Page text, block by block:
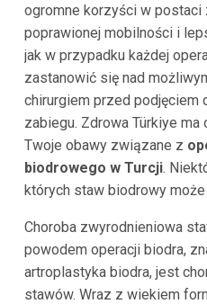
ogromne korzyści w postaci
poprawionej mobilności i
jak w przypadku każdej
zastanowić się nad
chirurgiem przed podjęciem
zabiegu. Zdrowa Türkiye
Twoje obawy związane z
biodrowego w Turcji.
których staw biodrowy
Choroba zwyrodnieniowa
powodem operacji biodra,
artroplastyka biodra, jest
stawów. Wraz z wiekiem